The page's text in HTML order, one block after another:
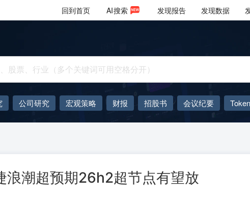
回到首页 AI搜索 发现报告 发现数据
公司研究 宏观策略 财报 招股书 会议纪要 Token
AIGC
大模型
浪潮超预期26h2超节点有望放